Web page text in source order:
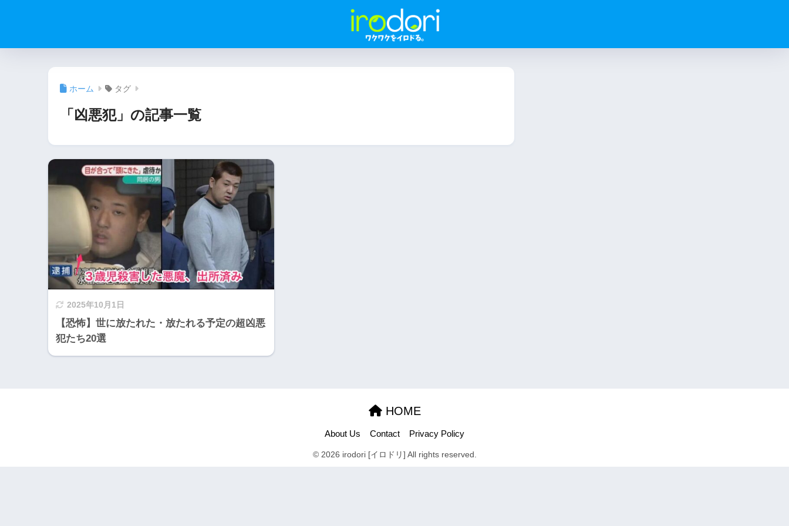
ホーム タグ
「凶悪犯」の記事一覧
2025年10月1日
【恐怖】世に放たれた・放たれる予定の超凶悪
犯たち20選
HOME
About Us Contact Privacy Policy
© 2026 irodori [イロドリ] All rights reserved.